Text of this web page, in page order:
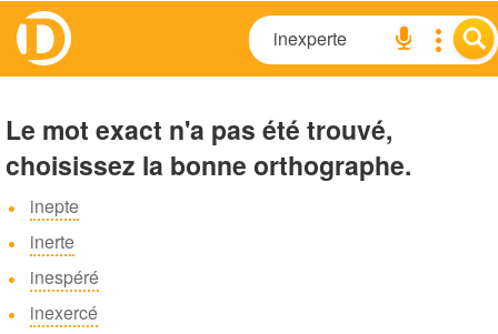
Le mot exact n'a pas été trouvé,
choisissez la bonne orthographe.
inepte
inerte
inespéré
inexercé